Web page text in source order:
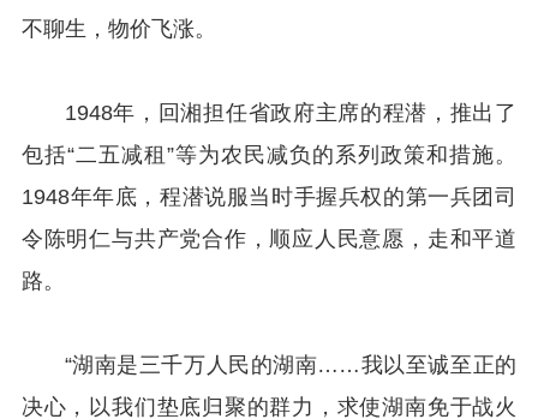
不聊生，物价飞涨。
1948年，回湘担任省政府主席的程潜，推出了
包括“二五减租”等为农民减负的系列政策和措施。
1948年年底，程潜说服当时手握兵权的第一兵团司
令陈明仁与共产党合作，顺应人民意愿，走和平道
路。
“湖南是三千万人民的湖南……我以至诚至正的
决心，以我们垫底归聚的群力，求使湖南免于战火